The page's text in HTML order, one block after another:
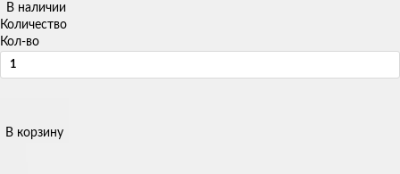
В наличии
Количество
Кол-во
В корзину